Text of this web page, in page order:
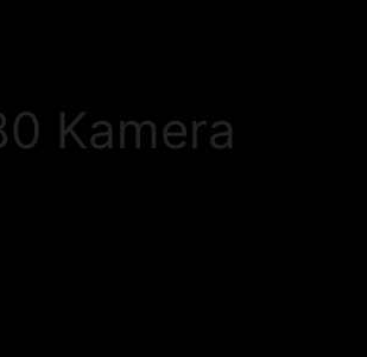
Kamera